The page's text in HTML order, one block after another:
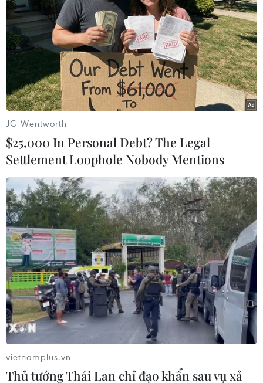
8 tháng năm 2025, tổng kim ngạch xuất, nhập
khẩu hàng hóa đạt 597,93 tỷ USD, tăng 16,3% so
với cùng kỳ năm trước, trong đó xuất khẩu tăng
14,8%; nhập khẩu tăng 17,9%.
Cán cân thương mại hàng hóa xuất siêu 13,99 tỷ
USD./.
(TTXVN/Vietnam+)
JG Wentworth
$25,000 In Personal Debt? The Legal
Settlement Loophole Nobody Mentions
vietnamplus.vn
Thủ tướng Thái Lan chỉ đạo khẩn sau vụ xả